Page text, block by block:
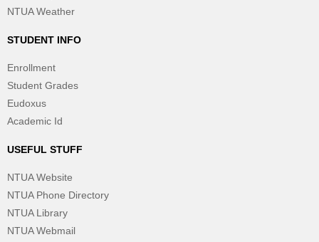
NTUA Weather
STUDENT INFO
Enrollment
Student Grades
Eudoxus
Academic Id
USEFUL STUFF
NTUA Website
NTUA Phone Directory
NTUA Library
NTUA Webmail